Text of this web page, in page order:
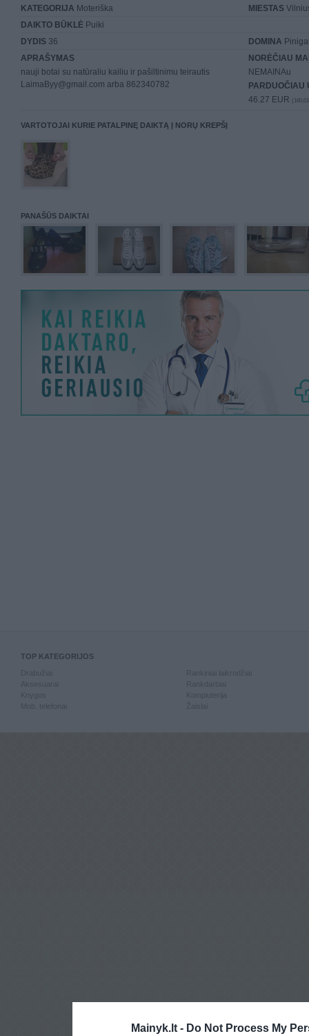
Mainyk.lt - Do Not Process My
KATEGORIJA Moteriška MIESTAS
DAIKTO BŪKLĖ Puiki
DYDIS 36 DOMINA
APRAŠYMAS
nauji botai su natūraliu kailiu ir pašiltinimu teirautis
LaimaByy@gmail.com arba 862340782
NORĖČIAU
NEMAINAu
PARDUOČIAU
46.27 EUR
VARTOTOJAI KURIE PATALPINĘ DAIKTĄ Į NORŲ KREPŠĮ
PANAŠŪS DAIKTAI
TOP KATEGORIJOS
Knygos
Mob. telefonai
Kompiuterija
Žaislai